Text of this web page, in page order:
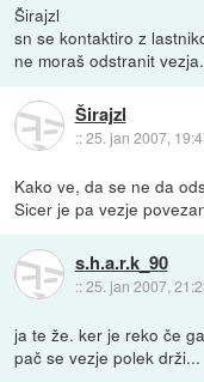
Širajzl
sn se kontaktiro z
ne moraš odstranit
Širajzl
::25. jan 2007,
Kako ve, da se ne da
Sicer je pa vezje
s.h.a.r.k_90
::25. jan 2007,
ja te že. ker je reko če
pač se vezje polek drži...